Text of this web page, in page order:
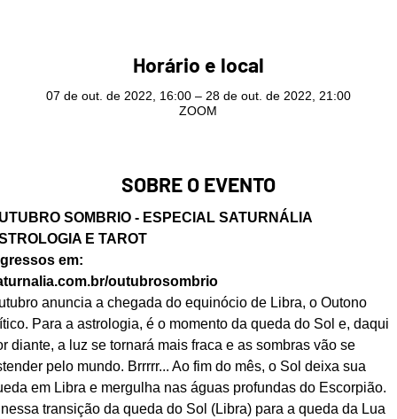
Horário e local
07 de out. de 2022, 16:00 – 28 de out. de 2022, 21:00
ZOOM
SOBRE O EVENTO
SOMBRIO - ESPECIAL SATURNÁLIA
E TAROT
em:
outubrosombrio
anuncia a chegada do equinócio de Libra, o Outono
Para a astrologia, é o momento da queda do Sol e, daqui
diante, a luz se tornará mais fraca e as sombras vão se
pelo mundo. Brrrrr... Ao fim do mês, o Sol deixa sua
em Libra e mergulha nas águas profundas do Escorpião.
nessa transição da queda do Sol (Libra) para a queda da Lua